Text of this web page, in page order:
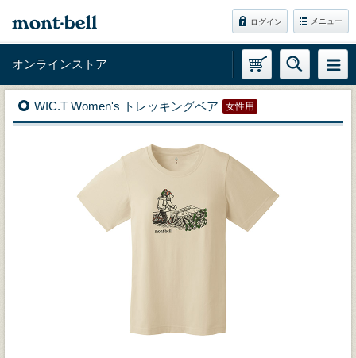
ログイン メニュー
オンラインストア
WIC.T Women's トレッキングベア 女性用